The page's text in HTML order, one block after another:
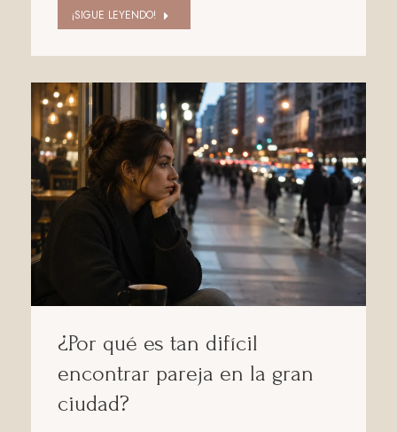
¡SIGUE LEYENDO!
¿Por qué es tan difícil
encontrar pareja en la gran
ciudad?